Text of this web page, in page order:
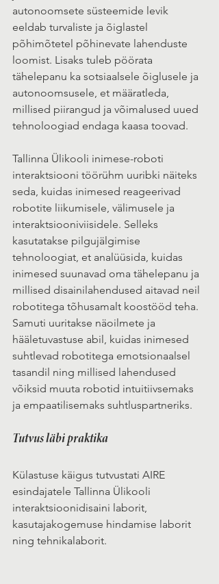
autonoomsete süsteemide levik
eeldab turvaliste ja õiglastel
põhimõtetel põhinevate lahenduste
loomist. Lisaks tuleb pöörata
tähelepanu ka sotsiaalsele õiglusele ja
autonoomsusele, et määratleda,
millised piirangud ja võimalused uued
tehnoloogiad endaga kaasa toovad.
Tallinna Ülikooli inimese-roboti
interaktsiooni töörühm uuribki näiteks
seda, kuidas inimesed reageerivad
robotite liikumisele, välimusele ja
interaktsiooniviisidele. Selleks
kasutatakse pilgujälgimise
tehnoloogiat, et analüüsida, kuidas
inimesed suunavad oma tähelepanu ja
millised disainilahendused aitavad neil
robotitega tõhusamalt koostööd teha.
Samuti uuritakse näoilmete ja
hääletuvastuse abil, kuidas inimesed
suhtlevad robotitega emotsionaalsel
tasandil ning millised lahendused
võiksid muuta robotid intuitiivsemaks
ja empaatilisemaks suhtluspartneriks.
Tutvus läbi praktika
Külastuse käigus tutvustati AIRE
esindajatele Tallinna Ülikooli
interaktsioonidisaini laborit,
kasutajakogemuse hindamise laborit
ning tehnikalaborit.